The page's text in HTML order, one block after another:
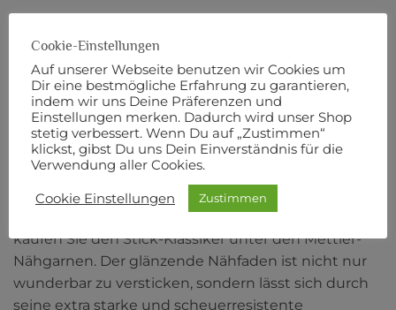
BESCHREIBUNG
ZUSÄTZLICHE INFORMATIONEN
PRODUKTSICHERHEIT
POLY SHEEN No. 40
Robust, dekorativ und farbecht: Mit POLY SHEEN
kaufen Sie den Stick-Klassiker unter den Mettler-
Nähgarnen. Der glänzende Nähfaden ist nicht nur
wunderbar zu versticken, sondern lässt sich durch
seine extra starke und scheuerresistente
Cookie-Einstellungen
Auf unserer Webseite benutzen wir Cookies um
Dir eine bestmögliche Erfahrung zu garantieren,
indem wir uns Deine Präferenzen und
Einstellungen merken. Dadurch wird unser Shop
stetig verbessert. Wenn Du auf „Zustimmen“
klickst, gibst Du uns Dein Einverständnis für die
Verwendung aller Cookies.
Cookie Einstellungen Zustimmen